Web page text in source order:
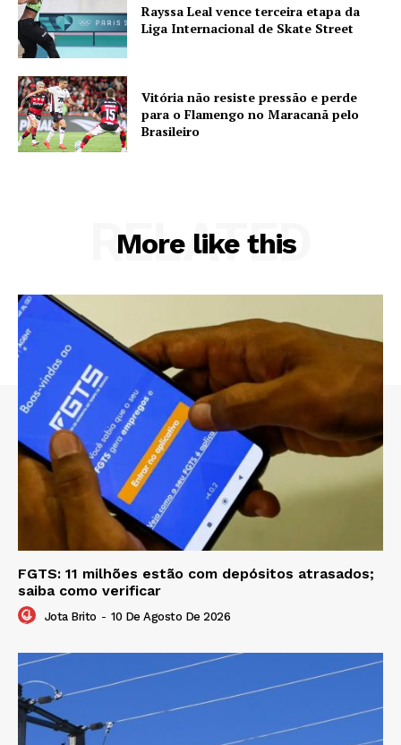
Rayssa Leal vence terceira etapa da
Liga Internacional de Skate Street
Vitória não resiste pressão e perde
para o Flamengo no Maracanã pelo
Brasileiro
More like this
RELATED
FGTS: 11 milhões estão com depósitos atrasados;
saiba como verificar
Jota Brito - 10 De Agosto De 2026